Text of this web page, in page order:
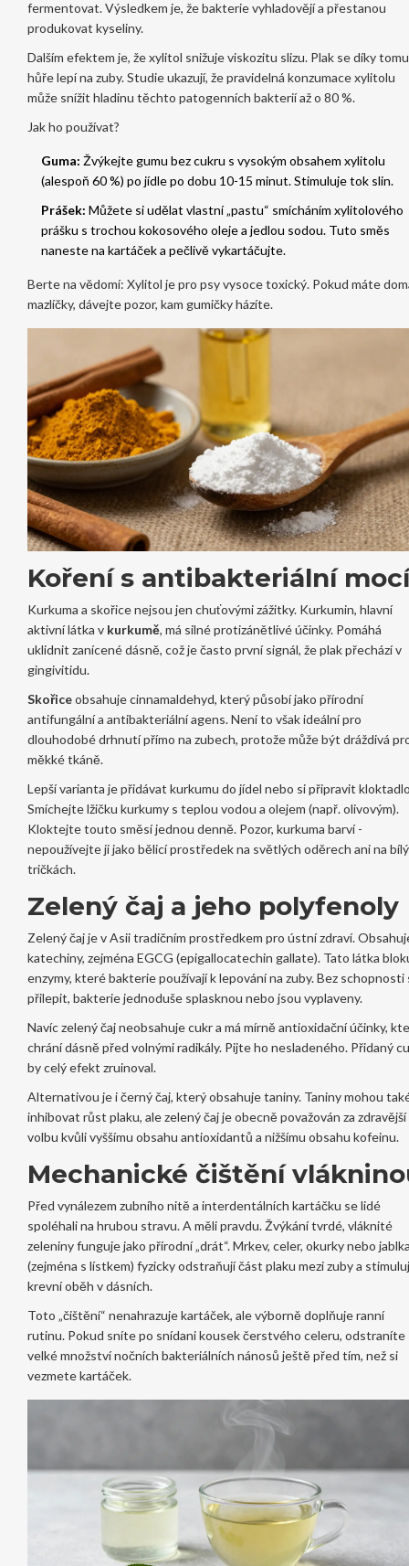
fermentovat. Výsledkem je, že bakterie vyhladovějí a přestanou
produkovat kyseliny.
Dalším efektem je, že xylitol snižuje viskozitu slizu. Plak se díky tomu
hůře lepí na zuby. Studie ukazují, že pravidelná konzumace xylitolu
může snížit hladinu těchto patogenních bakterií až o 80 %.
Jak ho používat?
Guma: Žvýkejte gumu bez cukru s vysokým obsahem xylitolu
(alespoň 60 %) po jídle po dobu 10-15 minut. Stimuluje tok slin.
Prášek: Můžete si udělat vlastní „pastu“ smícháním xylitolového
prášku s trochou kokosového oleje a jedlou sodou. Tuto směs
naneste na kartáček a pečlivě vykartáčujte.
Berte na vědomí: Xylitol je pro psy vysoce toxický. Pokud máte
mazlíčky, dávejte pozor, kam gumičky házíte.
Koření s antibakteriální mocí
Kurkuma a skořice nejsou jen chuťovými zážitky. Kurkumin, hlavní
aktivní látka v kurkumě, má silné protizánětlivé účinky. Pomáhá
uklidnit zanícené dásně, což je často první signál, že plak přechází v
gingivitidu.
Skořiceobsahuje cinnamaldehyd, který působí jako přírodní
antifungální a antibakteriální agens. Není to však ideální pro
dlouhodobé drhnutí přímo na zubech, protože může být dráždivá
měkké tkáně.
Lepší varianta je přidávat kurkumu do jídel nebo si připravit
Smíchejte lžičku kurkumy s teplou vodou a olejem (např. olivovým).
Kloktejte touto směsí jednou denně. Pozor, kurkuma barví -
nepoužívejte ji jako bělicí prostředek na světlých oděrech ani na
tričkách.
Zelený čaj a jeho polyfenoly
Zelený čaj je v Asii tradičním prostředkem pro ústní zdraví.
katechiny, zejména EGCG (epigallocatechin gallate). Tato látka
enzymy, které bakterie používají k lepování na zuby. Bez schopnosti
přilepit, bakterie jednoduše splasknou nebo jsou vyplaveny.
Navíc zelený čaj neobsahuje cukr a má mírně antioxidační účinky,
chrání dásně před volnými radikály. Pijte ho nesladeného. Přidaný
by celý efekt zruinoval.
Alternativou je i černý čaj, který obsahuje taniny. Taniny mohou
inhibovat růst plaku, ale zelený čaj je obecně považován za zdravější
volbu kvůli vyššímu obsahu antioxidantů a nižšímu obsahu kofeinu.
Mechanické čištění
Před vynálezem zubního nitě a interdentálních kartáčku se lidé
spoléhali na hrubou stravu. A měli pravdu. Žvýkání tvrdé, vláknité
zeleniny funguje jako přírodní „drát“. Mrkev, celer, okurky nebo
(zejména s lístkem) fyzicky odstraňují část plaku mezi zuby a
krevní oběh v dásních.
Toto „čištění“ nenahrazuje kartáček, ale výborně doplňuje ranní
rutinu. Pokud sníte po snídani kousek čerstvého celeru, odstraníte
velké množství nočních bakteriálních nánosů ještě před tím, než si
vezmete kartáček.